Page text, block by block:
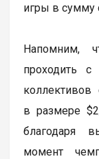
игры в сумму
Напомним,
проходить
в размере
благодаря
момент